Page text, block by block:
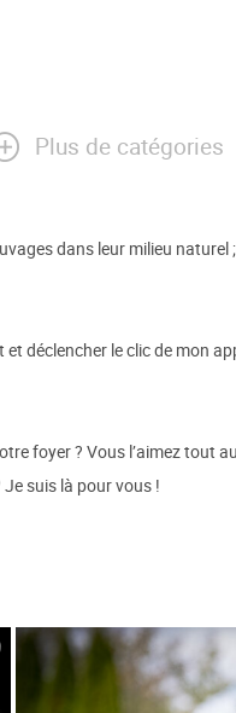
Plus de catégories
dans leur milieu
déclencher le clic de mon
foyer ? Vous l’aimez tout
suis là pour vous !